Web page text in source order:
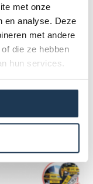
met onze
en analyse. Deze
met andere
die ze hebben
hun services.
de